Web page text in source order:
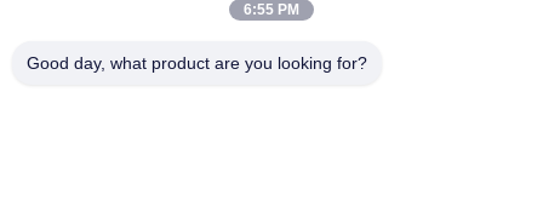
F00VX40056 / F00 VX 40056 Injecteur piézoélectrique pour
6:55 PM
Good day, what product are you looking for?